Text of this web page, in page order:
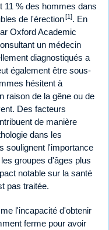
11 % des hommes dans
de l'érection[1]. En
Oxford Academic
un médecin
diagnostiqués a
également être sous-
hésitent à
raison de la gêne ou de
Des facteurs
de manière
dans les
soulignent l'importance
groupes d'âges plus
notable sur la santé
pas traitée.
l'incapacité d'obtenir
ferme pour avoir